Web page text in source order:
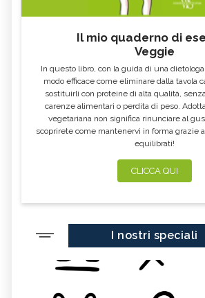
Il mio quaderno di
Veggie
In questo libro, con la guida di una
modo efficace come eliminare dalla tavola
sostituirli con proteine di alta qualità,
carenze alimentari o perdita di peso.
vegetariana non significa rinunciare al
scoprirete come mantenervi in forma grazie
equilibrati!
CLICCA QUI
I nostri speciali